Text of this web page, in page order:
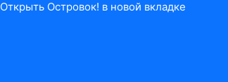
Открыть Островок! в новой вкладке